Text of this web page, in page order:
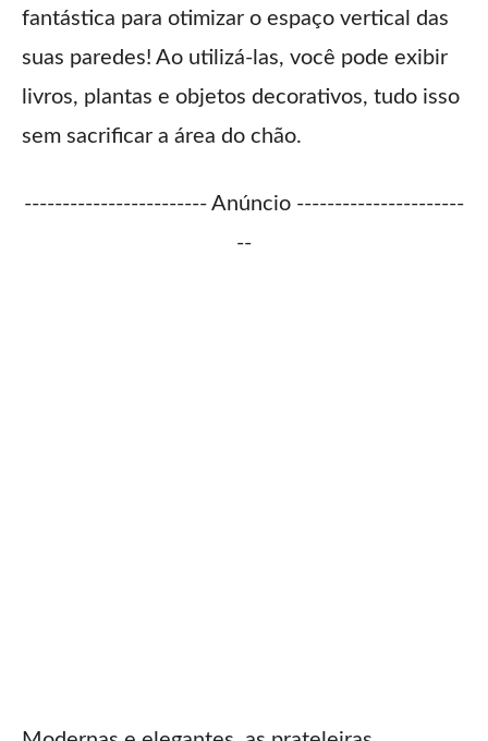
fantástica para otimizar o espaço vertical das
suas paredes! Ao utilizá-las, você pode exibir
livros, plantas e objetos decorativos, tudo isso
sem sacrificar a área do chão.
------------------------ Anúncio ----------------------
--